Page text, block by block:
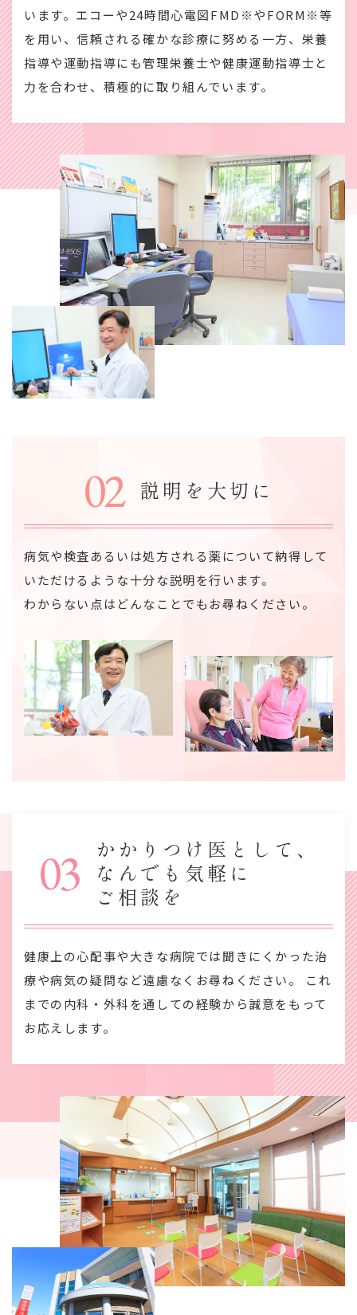
います。エコーや24時間心電図FMD※やFORM※等
を用い、信頼される確かな診療に努める一方、栄養
指導や運動指導にも管理栄養士や健康運動指導士と
力を合わせ、積極的に取り組んでいます。
02 説明を大切に
病気や検査あるいは処方される薬について納得して
いただけるような十分な説明を行います。
わからない点はどんなことでもお尋ねください。
03
かかりつけ医として、
なんでも気軽に
ご相談を
健康上の心配事や大きな病院では聞きにくかった治
療や病気の疑問など遠慮なくお尋ねください。 これ
までの内科・外科を通しての経験から誠意をもって
お応えします。